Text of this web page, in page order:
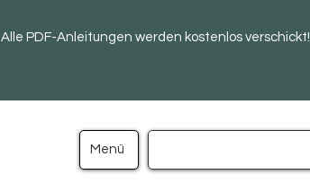
Alle PDF-Anleitungen werden kostenlos verschickt!
Menü